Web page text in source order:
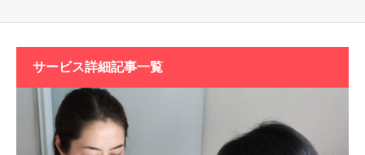
サービス詳細記事一覧